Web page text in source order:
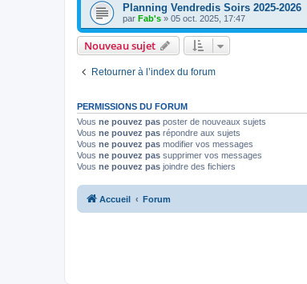
Planning Vendredis Soirs 2025-2026
par Fab's » 05 oct. 2025, 17:47
Nouveau sujet
Retourner à l’index du forum
PERMISSIONS DU FORUM
Vous ne pouvez pas poster de nouveaux sujets
Vous ne pouvez pas répondre aux sujets
Vous ne pouvez pas modifier vos messages
Vous ne pouvez pas supprimer vos messages
Vous ne pouvez pas joindre des fichiers
Accueil Forum